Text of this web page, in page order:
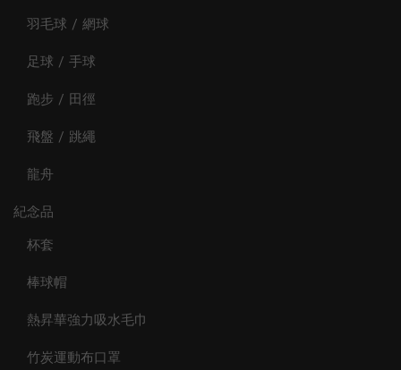
羽毛球 / 網球
足球 / 手球
跑步 / 田徑
飛盤 / 跳繩
龍舟
紀念品
杯套
棒球帽
熱昇華強力吸水毛巾
竹炭運動布口罩